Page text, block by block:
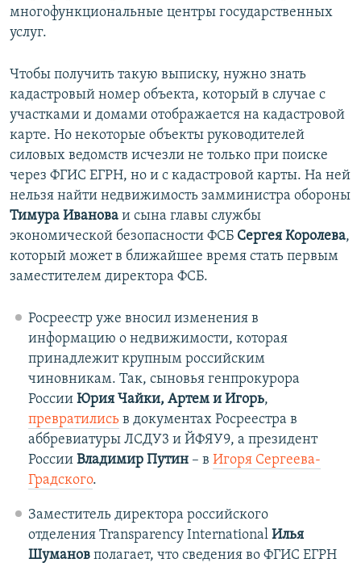
многофункциональные центры государственных
услуг.
Чтобы получить такую выписку, нужно знать
кадастровый номер объекта, который в случае с
участками и домами отображается на кадастровой
карте. Но некоторые объекты руководителей
силовых ведомств исчезли не только при поиске
через ФГИС ЕГРН, но и с кадастровой карты. На ней
нельзя найти недвижимость замминистра обороны
Тимура Иванова и сына главы службы
экономической безопасности ФСБ Сергея Королева,
который может в ближайшее время стать первым
заместителем директора ФСБ.
Росреестр уже вносил изменения в
информацию о недвижимости, которая
принадлежит крупным российским
чиновникам. Так, сыновья генпрокурора
РоссииЮрия Чайки, Артем и Игорь,
превратилисьв документах Росреестра в
аббревиатуры ЛСДУ3 и ЙФЯУ9, а президент
России Владимир Путин– в Игоря Сергеева-
Градского.
Заместитель директора российского
отделения Transparency International Илья
Шумановполагает, что сведения во ФГИС ЕГРН